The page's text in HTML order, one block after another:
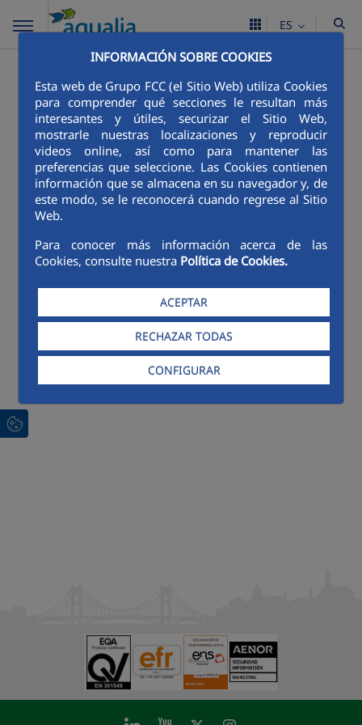
INFORMACIÓN SOBRE COOKIES
Esta web de Grupo FCC (el Sitio Web) utiliza Cookies
para comprender qué secciones le resultan más
interesantes y útiles, securizar el Sitio Web,
mostrarle nuestras localizaciones y reproducir
videos online, así como para mantener las
preferencias que seleccione. Las Cookies contienen
información que se almacena en su navegador y, de
este modo, se le reconocerá cuando regrese al Sitio
Web.
Para conocer más información acerca de las
Cookies, consulte nuestra Política de Cookies.
ACEPTAR
RECHAZAR TODAS
CONFIGURAR
ES